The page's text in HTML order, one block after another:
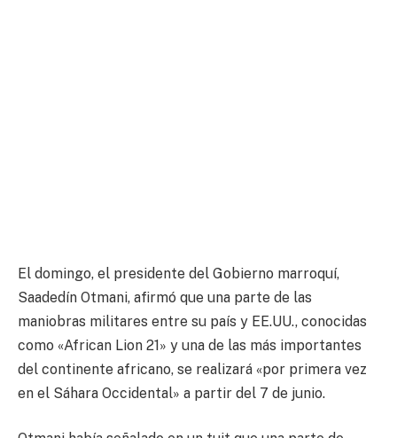
El domingo, el presidente del Gobierno marroquí,
Saadedín Otmani, afirmó que una parte de las
maniobras militares entre su país y EE.UU., conocidas
como «African Lion 21» y una de las más importantes
del continente africano, se realizará «por primera vez
en el Sáhara Occidental» a partir del 7 de junio.